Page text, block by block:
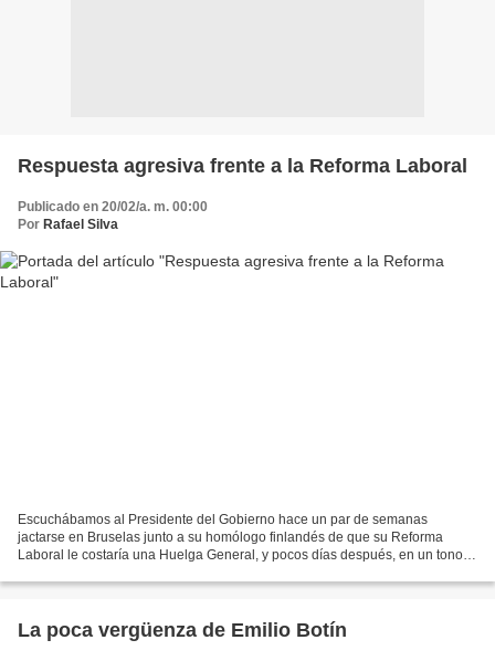
Respuesta agresiva frente a la Reforma Laboral
Publicado en 20/02/a. m. 00:00
Por Rafael Silva
Escuchábamos al Presidente del Gobierno hace un par de semanas
jactarse en Bruselas junto a su homólogo finlandés de que su Reforma
Laboral le costaría una Huelga General, y pocos días después, en un tono y
La poca vergüenza de Emilio Botín